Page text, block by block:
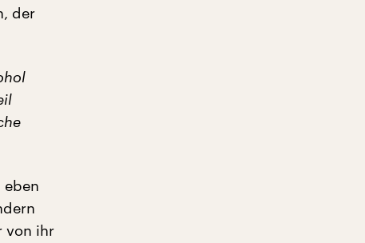
der
eben
von ihr